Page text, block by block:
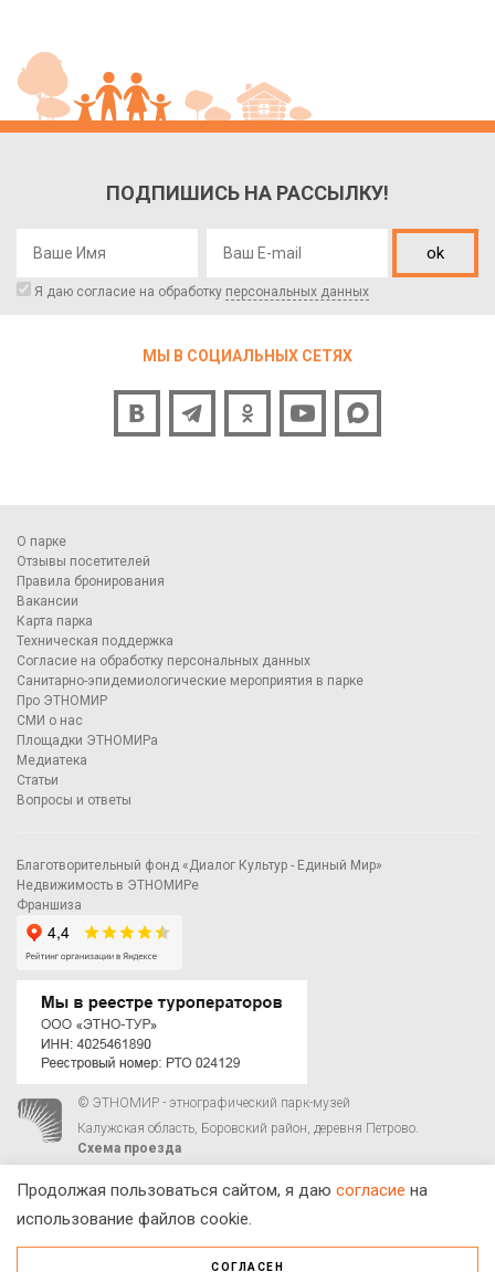
ПОДПИШИСЬ НА РАССЫЛКУ!
ok
Я даю согласие на обработку персональных данных
МЫ В СОЦИАЛЬНЫХ СЕТЯХ
О парке
Отзывы посетителей
Правила бронирования
Вакансии
Карта парка
Техническая поддержка
Согласие на обработку персональных данных
Санитарно-эпидемиологические мероприятия в парке
Про ЭТНОМИР
СМИ о нас
Площадки ЭТНОМИРа
Медиатека
Статьи
Вопросы и ответы
Благотворительный фонд «Диалог Культур - Единый Мир»
Недвижимость в ЭТНОМИРе
Франшиза
© ЭТНОМИР - этнографический парк-музей
Калужская область, Боровский район, деревня Петрово.
Схема проезда
Продолжая пользоваться сайтом, я даю согласие на
использование файлов cookie.
СОГЛАСЕН